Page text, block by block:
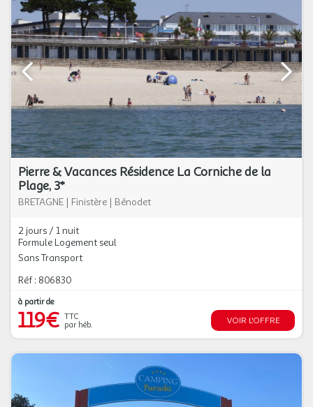
Pierre & Vacances Résidence La Corniche de la
Plage, 3*
BRETAGNE | Finistère | Bénodet
2 jours / 1 nuit
Formule Logement seul
Sans Transport
Réf : 806830
à partir de
119€ TTC
par héb.
VOIR L'OFFRE